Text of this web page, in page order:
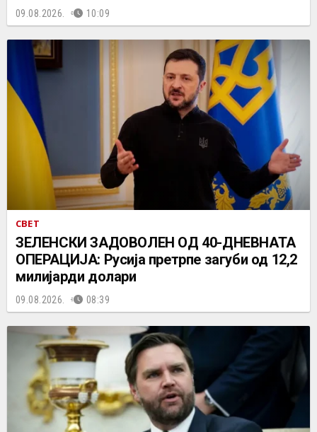
09.08.2026. 10:09
СВЕТ
ЗЕЛЕНСКИ ЗАДОВОЛЕН ОД 40-ДНЕВНАТА
ОПЕРАЦИЈА: Русија претрпе загуби од 12,2
милијарди долари
09.08.2026. 08:39